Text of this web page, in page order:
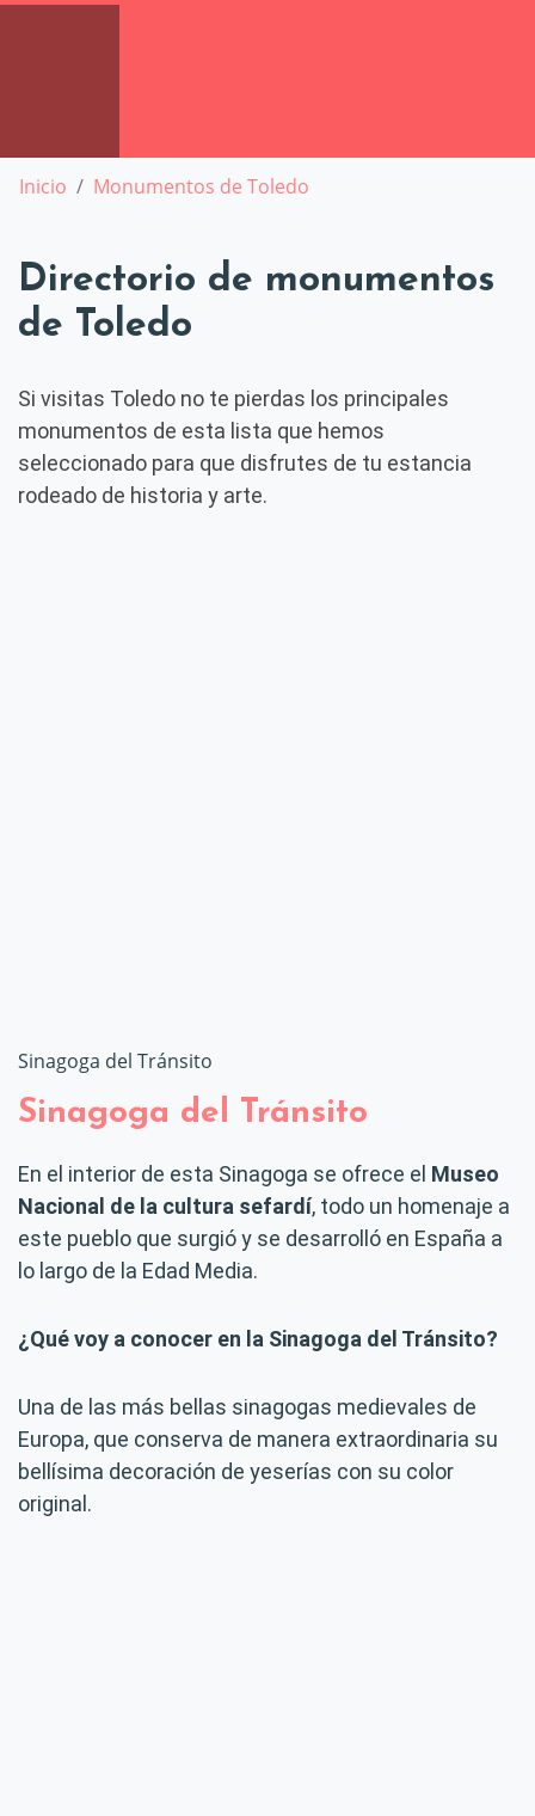
Inicio Monumentos de Toledo
Directorio de monumentos
de Toledo
Si visitas Toledo no te pierdas los principales
monumentos de esta lista que hemos
seleccionado para que disfrutes de tu estancia
rodeado de historia y arte.
Sinagoga del Tránsito
Sinagoga del Tránsito
En el interior de esta Sinagoga se ofrece el Museo
Nacional de la cultura sefardí, todo un homenaje a
este pueblo que surgió y se desarrolló en España a
lo largo de la Edad Media.
¿Qué voy a conocer en la Sinagoga del Tránsito?
Una de las más bellas sinagogas medievales de
Europa, que conserva de manera extraordinaria su
bellísima decoración de yeserías con su color
original.